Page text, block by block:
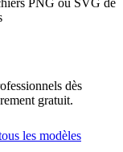
PNG ou SVG de
dès
gratuit.
les modèles